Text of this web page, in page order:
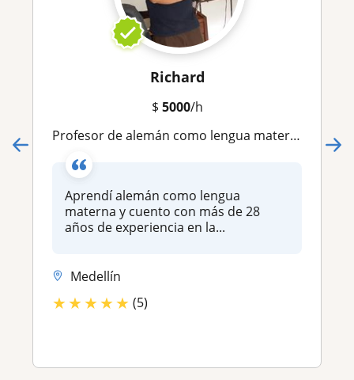
Richard
$ 5000/h
Profesor de alemán como lengua materna con mas de 28 años de experiencia
Aprendí alemán como lengua
materna y cuento con más de 28
años de experiencia en la...
Medellín
★★★★★ (5)